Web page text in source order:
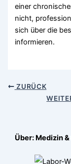
einer
nicht,
sich über die
informieren.
ZURÜCK
Über: Medizin